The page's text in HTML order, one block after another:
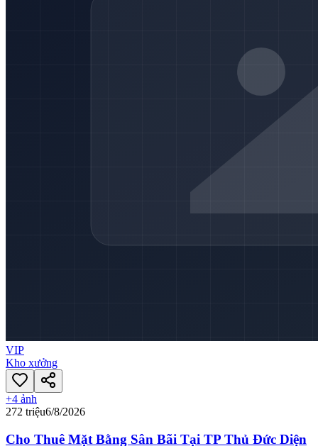
VIP
Kho xưởng
+4 ảnh
272 triệu6/8/2026
Cho Thuê Mặt Bằng Sân Bãi Tại TP Thủ Đức Diện